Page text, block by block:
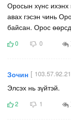
Оросын хүнс
авах гэсэн чинь
байсан. Орос
0 0
Зочин [
Элсэх нь зүйтэй.
2 1